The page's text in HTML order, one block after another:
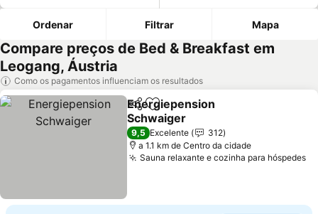
Ordenar Filtrar Mapa
Compare preços de Bed & Breakfast em
Leogang, Áustria
Como os pagamentos influenciam os resultados
PartilharAdicionar aos favoritos
Energiepension
Schwaiger
Ver preços
9,5 Excelente
312
a 1.1 km de Centro da cidade
Sauna relaxante e cozinha para hóspedes